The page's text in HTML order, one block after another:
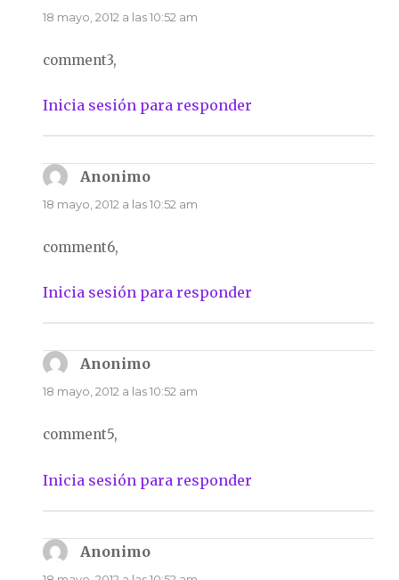
18 mayo, 2012 a las 10:52 am
comment3,
Inicia sesión para responder
Anonimodice:
18 mayo, 2012 a las 10:52 am
comment6,
Inicia sesión para responder
Anonimodice:
18 mayo, 2012 a las 10:52 am
comment5,
Inicia sesión para responder
Anonimodice: